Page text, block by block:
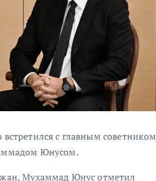
с главным советником
Юнусом.
Мухаммад Юнус отметил